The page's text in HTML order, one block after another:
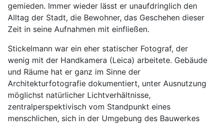
gemieden. Immer wieder lässt er unaufdringlich den
Alltag der Stadt, die Bewohner, das Geschehen dieser
Zeit in seine Aufnahmen mit einfließen.
Stickelmann war ein eher statischer Fotograf, der
wenig mit der Handkamera (Leica) arbeitete. Gebäude
und Räume hat er ganz im Sinne der
Architekturfotografie dokumentiert, unter Ausnutzung
möglichst natürlicher Lichtverhältnisse,
zentralperspektivisch vom Standpunkt eines
menschlichen, sich in der Umgebung des Bauwerkes